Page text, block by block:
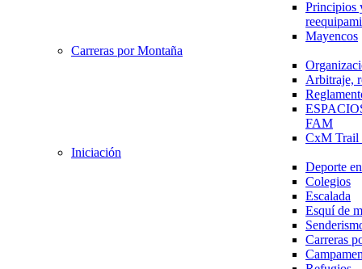
Principios
Mayencos
Carreras por Montaña
Arbitraje,
FAM
CxM
Iniciación
Deporte
Colegios
Escalada
Esquí de
Carreras